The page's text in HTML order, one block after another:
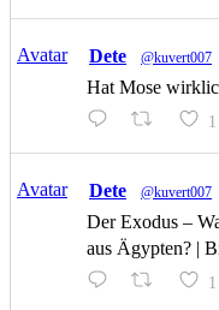
Avatar Dete @kuvert007
Hat Mose
1
Avatar Dete @kuvert007
Der Exodus –
aus Ägypten? |
1